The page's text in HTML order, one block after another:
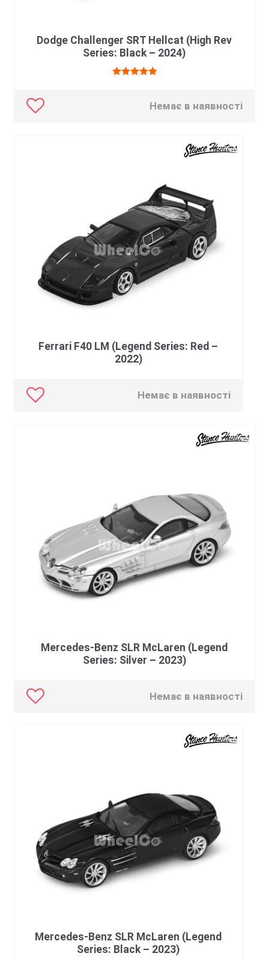
Dodge Challenger SRT Hellcat (High Rev
Series: Black – 2024)
Немає в наявності
Ferrari F40 LM (Legend Series: Red –
2022)
Немає в наявності
Mercedes-Benz SLR McLaren (Legend
Series: Silver – 2023)
Немає в наявності
Mercedes-Benz SLR McLaren (Legend
Series: Black – 2023)